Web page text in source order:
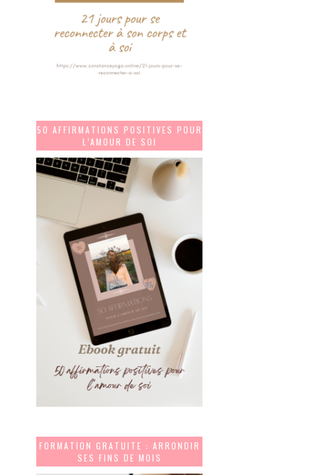
50 AFFIRMATIONS POSITIVES POUR
L’AMOUR DE SOI
FORMATION GRATUITE : ARRONDIR
SES FINS DE MOIS